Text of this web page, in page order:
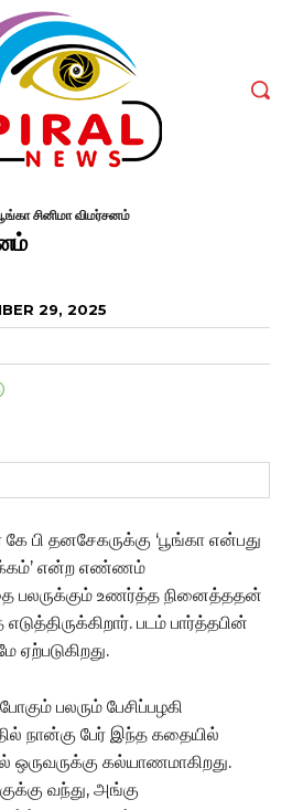
சினிமா விமர்சனம்
29, 2025
பி தனசேகருக்கு ‘பூங்கா என்பது
என்ற எண்ணம்
பலருக்கும் உணர்த்த நினைத்ததன்
படம் பார்த்தபின்
பலரும் பேசிப்பழகி
நான்கு பேர் இந்த கதையில்
ஒருவருக்கு கல்யாணமாகிறது.
வந்து, அங்கு